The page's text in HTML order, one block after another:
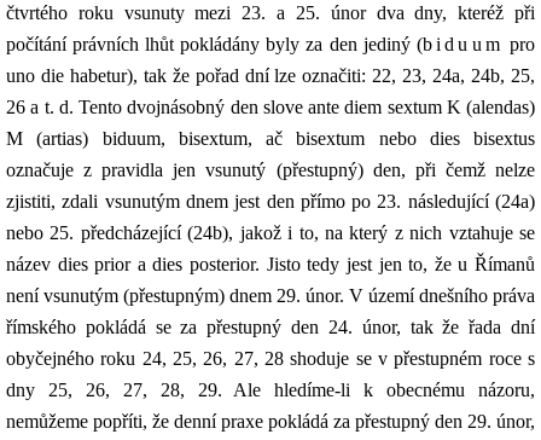
čtvrtého roku vsunuty mezi 23. a 25. únor dva dny, kteréž při
počítání právních lhůt pokládány byly za den jediný (biduum pro
uno die habetur), tak že pořad dní lze označiti: 22, 23, 24a, 24b, 25,
26 a t. d. Tento dvojnásobný den slove ante diem sextum K (alendas)
M (artias) biduum, bisextum, ač bisextum nebo dies bisextus
označuje z pravidla jen vsunutý (přestupný) den, při čemž nelze
zjistiti, zdali vsunutým dnem jest den přímo po 23. následující (24a)
nebo 25. předcházející (24b), jakož i to, na který z nich vztahuje se
název dies prior a dies posterior. Jisto tedy jest jen to, že u Římanů
není vsunutým (přestupným) dnem 29. únor. V území dnešního práva
římského pokládá se za přestupný den 24. únor, tak že řada dní
obyčejného roku 24, 25, 26, 27, 28 shoduje se v přestupném roce s
dny 25, 26, 27, 28, 29. Ale hledíme-li k obecnému názoru,
nemůžeme popříti, že denní praxe pokládá za přestupný den 29. únor,